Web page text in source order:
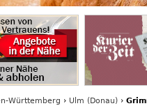
Württemberg › Ulm (Donau)›